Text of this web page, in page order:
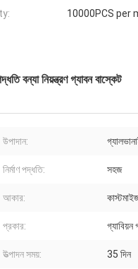
10000PCS per
বন্যা নিয়ন্ত্রণ গ্যাবন বাস্কেট
উপাদান:
নির্মাণ পদ্ধতি: সহজ
আকার:
প্রকার: গ্যাবিয়ন
উত্পাদন সময়: 35 দিন